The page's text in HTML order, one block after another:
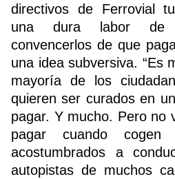
directivos de Ferrovial
una dura labor de
convencerlos de que
una idea subversiva. “Es
mayoría de los
quieren ser curados en
pagar. Y mucho. Pero no
pagar cuando
acostumbrados a
autopistas de muchos